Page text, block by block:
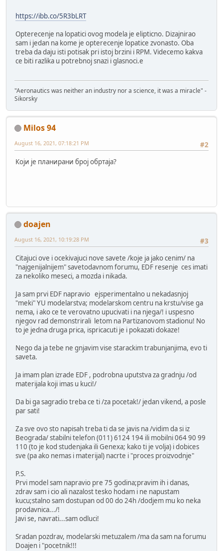
https://ibb.co/5R3bLRT
Opterecenje na lopatici ovog modela je elipticno. Dizajnirao
sam i jedan na kome je opterecenje lopatice zvonasto. Oba
treba da daju isti potisak pri istoj brzini i RPM. Videcemo kakva
ce biti razlika u potrebnoj snazi i glasnoci.e
"Aeronautics was neither an industry nor a science, it was a miracle" -
Sikorsky
Milos 94
#2
August 16, 2021, 07:18:21 PM
Који је планирани број обртаја?
doajen
#3
August 16, 2021, 10:19:28 PM
Citajuci ove i ocekivajuci nove savete /koje ja jako cenim/ na
"najgenijalnijem" savetodavnom forumu, EDF resenje ces imati
za nekoliko meseci, a mozda i nikada.
Ja sam prvi EDF napravio ejsperimentalno u nekadasnjoj
"meki" YU modelarstva; modelarskom centru na krstu/vise ga
nema, i ako ce te verovatno upucivati i na njega/! i uspesno
njegov rad demonstrirali letom na Partizanovom stadionu! No
to je jedna druga prica, ispricacuti je i pokazati dokaze!
Nego da ja tebe ne gnjavim vise starackim trabunjanjima, evo ti
saveta.
Ja imam plan izrade EDF , podrobna uputstva za gradnju /od
materijala koji imas u kuci!/
Da bi ga sagradio treba ce ti /za pocetak!/ jedan vikend, a posle
par sati!
Za sve ovo sto napisah treba ti da se javis na /vidim da si iz
Beograda/ stabilni telefon (011) 6124 194 ili mobilni 064 90 99
110 (to je kod studenjaka ili Genexa; kako ti je volja) i dobices
sve (pa ako nemas i materijal) nacrte i "proces proizvodnje"
P.S.
Prvi model sam napravio pre 75 godina;pravim ih i danas,
zdrav sam i cio ali nazalost tesko hodam i ne napustam
kucu;stalno sam dostupan od 00 do 24h /dodjem mu ko neka
prodavnica.../!
Javi se, navrati...sam odluci!
Sradan pozdrav, modelarski metuzalem /ma da sam na forumu
Doajen i "pocetnik!!!